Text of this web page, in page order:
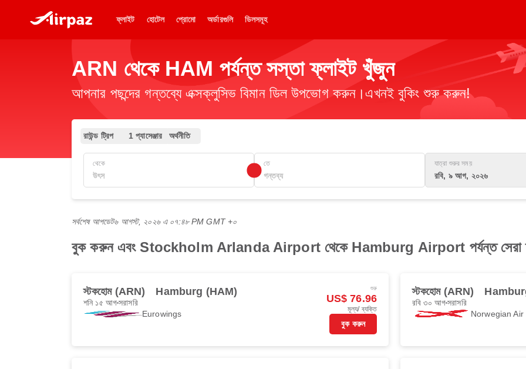
ফ্লাইট হোটেল প্রোমো অর্ডারগুলি ডিলসমূহ
ARN থেকে HAM পর্যন্ত সস্তা ফ্লাইট খুঁজুন
আপনার পছন্দের গন্তব্যে এক্সক্লুসিভ বিমান ডিল উপভোগ করুন।এখনই বুকিং শুরু করুন!
রাউন্ড ট্রিপ 1 প্যাসেঞ্জার অর্থনীতি
থেকে তে যাত্রা শুরুর সময়
রবি, ৯ আগ, ২০২৬
সর্বশেষ আপডেট৬ আগস্ট, ২০২৬ এ ০৭:৪৮ PM GMT +০
বুক করুন এবং Stockholm Arlanda Airport থেকে Hamburg Airport পর্যন্ত সেরা
স্টকহোম (ARN) Hamburg (HAM)
শনি ১৫ আগসরাসরি
Eurowings
শুরু
US$ 76.96
মূল্য/ ব্যক্তি
বুক করুন
স্টকহোম (ARN)
রবি ৩০ আগসরাসরি
Norwegian Air